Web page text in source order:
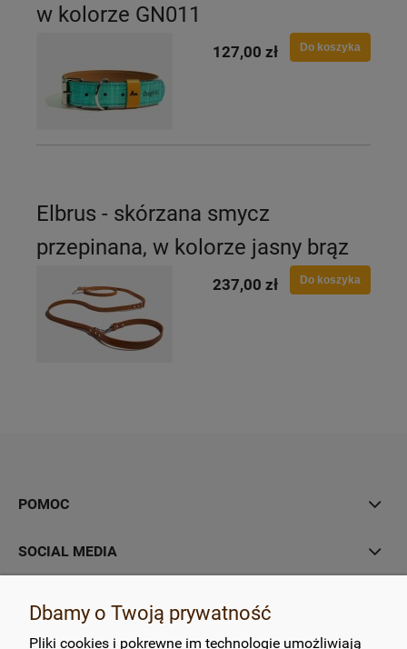
w kolorze GN011
127,00 zł Do koszyka
Elbrus - skórzana smycz
przepinana, w kolorze jasny brąz
237,00 zł Do koszyka
POMOC
SOCIAL MEDIA
PŁATNOŚCI I DOSTAWA
Dbamy o Twoją prywatność
Pliki cookies i pokrewne im technologie umożliwiają